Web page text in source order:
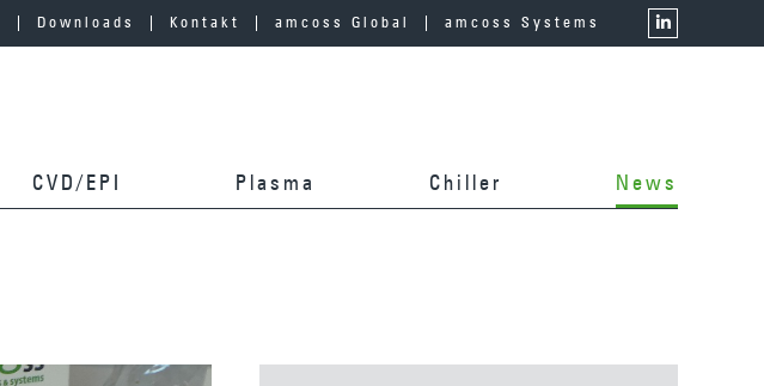
Downloads Kontakt amcoss Global amcoss Systems
CVD/EPI Plasma Chiller News